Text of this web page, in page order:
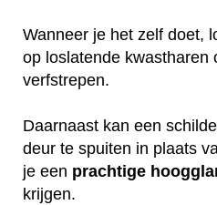
Wanneer je het zelf doet,
op loslatende kwastharen
verfstrepen.
Daarnaast kan een
deur te spuiten in plaats
je een prachtige
krijgen.